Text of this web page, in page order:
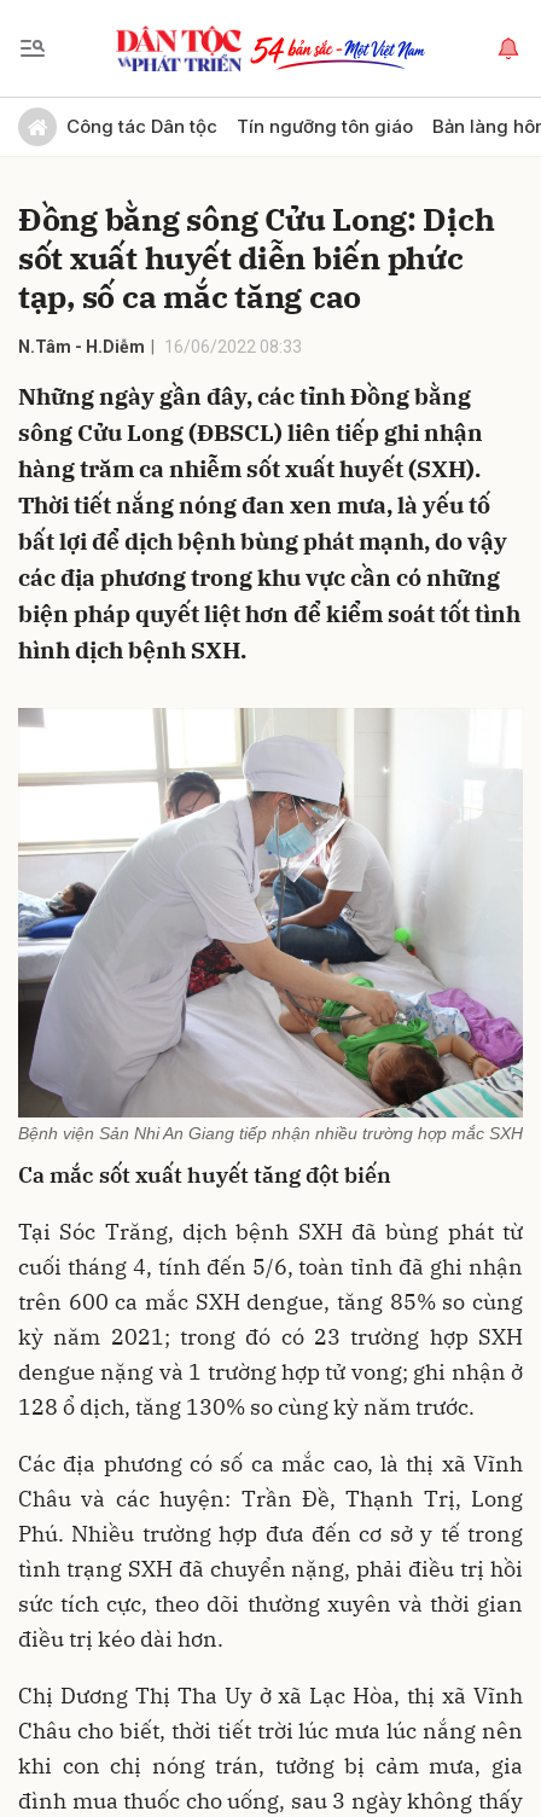
Công tác Dân tộc Tín ngưỡng tôn giáo Bản làng
Đồng bằng sông Cửu Long: Dịch
sốt xuất huyết diễn biến phức
tạp, số ca mắc tăng cao
N.Tâm - H.Diễm 16/06/2022 08:33
Những ngày gần đây, các tỉnh Đồng bằng
sông Cửu Long (ĐBSCL) liên tiếp ghi nhận
hàng trăm ca nhiễm sốt xuất huyết (SXH).
Thời tiết nắng nóng đan xen mưa, là yếu tố
bất lợi để dịch bệnh bùng phát mạnh, do vậy
các địa phương trong khu vực cần có những
biện pháp quyết liệt hơn để kiểm soát tốt tình
hình dịch bệnh SXH.
Bệnh viện Sản Nhi An Giang tiếp nhận nhiều trường hợp mắc SXH
Ca mắc sốt xuất huyết tăng đột biến
Tại Sóc Trăng, dịch bệnh SXH đã bùng phát từ
cuối tháng 4, tính đến 5/6, toàn tỉnh đã ghi nhận
trên 600 ca mắc SXH dengue, tăng 85% so cùng
kỳ năm 2021; trong đó có 23 trường hợp SXH
dengue nặng và 1 trường hợp tử vong; ghi nhận ở
128 ổ dịch, tăng 130% so cùng kỳ năm trước.
Các địa phương có số ca mắc cao, là thị xã Vĩnh
Châu và các huyện: Trần Đề, Thạnh Trị, Long
Phú. Nhiều trường hợp đưa đến cơ sở y tế trong
tình trạng SXH đã chuyển nặng, phải điều trị hồi
sức tích cực, theo dõi thường xuyên và thời gian
điều trị kéo dài hơn.
Chị Dương Thị Tha Uy ở xã Lạc Hòa, thị xã Vĩnh
Châu cho biết, thời tiết trời lúc mưa lúc nắng nên
khi con chị nóng trán, tưởng bị cảm mưa, gia
đình mua thuốc cho uống, sau 3 ngày không thấy
Gửi bình luận